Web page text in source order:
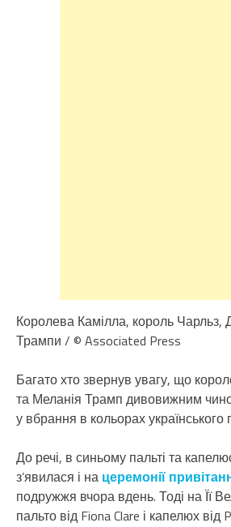
Королева Камілла, король Чарльз,
Трампи / © Associated Press
Багато хто звернув увагу, що
та Меланія Трамп дивовижним
у вбрання в кольорах українського
До речі, в синьому пальті та
з’явилася і на церемонії
подружжя вчора вдень. Тоді на Її
пальто від Fiona Clare і капелюх від